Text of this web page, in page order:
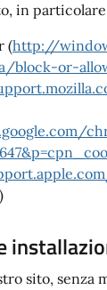
in
(http://
block-or-
)
sito, senza